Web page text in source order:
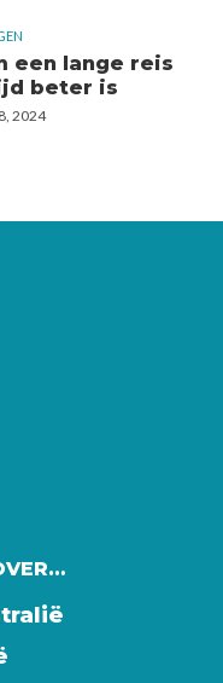
een lange reis
beter is
2024